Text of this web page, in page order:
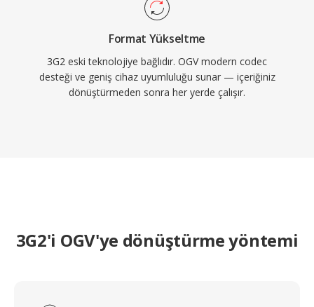
Format Yükseltme
3G2 eski teknolojiye bağlıdır. OGV modern codec
desteği ve geniş cihaz uyumluluğu sunar — içeriğiniz
dönüştürmeden sonra her yerde çalışır.
3G2'i OGV'ye dönüştürme yöntemi